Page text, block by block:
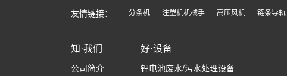
友情链接： 分条机 注塑机机械手 高压风机 链条导轨
知·我们
公司简介
好·设备
锂电池废水/污水处理设备